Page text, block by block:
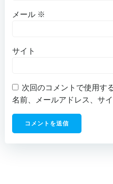
メール ※
サイト
次回のコメントで使用す
名前、メールアドレス、サイ